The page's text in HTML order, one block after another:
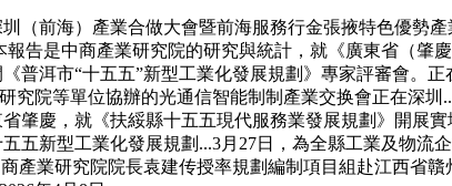
前海）產業合做大會暨前海服務行金張掖特色優勢產
告是中商產業研究院的研究與統計，就《廣東省（
普洱市“十五五”新型工業化發展規劃》專家評審會。
究院等單位協辦的光通信智能制制產業交换會正在深
肇慶，就《扶綏縣十五五現代服務業發展規劃》開展
五新型工業化發展規劃...3月27日，為全縣工業及物流
產業研究院院長袁建传授率規劃編制項目組赴江西省